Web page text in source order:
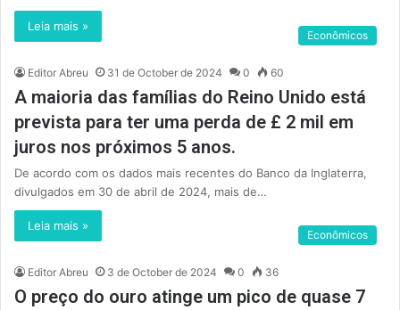
Leia mais »
Econômicos
Editor Abreu 31 de October de 2024 0 60
A maioria das famílias do Reino Unido está
prevista para ter uma perda de £ 2 mil em
juros nos próximos 5 anos.
De acordo com os dados mais recentes do Banco da Inglaterra,
divulgados em 30 de abril de 2024, mais de…
Leia mais »
Econômicos
Editor Abreu 3 de October de 2024 0 36
O preço do ouro atinge um pico de quase 7